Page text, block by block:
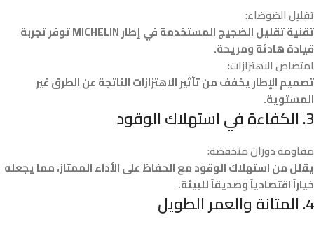
تقليل الضوضاء:
تقنية تقليل الضجيج المستخدمة في إطار MICHELIN توفر تجربة
قيادة هادئة ومريحة.
امتصاص الاهتزازات:
تصميم الإطار يخفف من تأثير الاهتزازات الناتجة عن الطرق غير
المستوية.
3. الكفاءة في استهلاك الوقود
مقاومة دوران منخفضة:
يقلل من استهلاك الوقود مع الحفاظ على الأداء الممتاز، مما يجعله
خياراً اقتصادياً وصديقاً للبيئة.
4. المتانة والعمر الطويل